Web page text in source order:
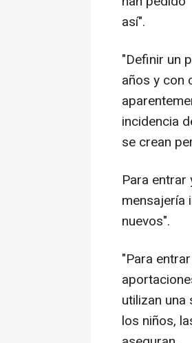
así".
"Definir un
años y con
incidencia
se crean
Para
mensajería
nuevos".
"Para
utilizan
los niños,